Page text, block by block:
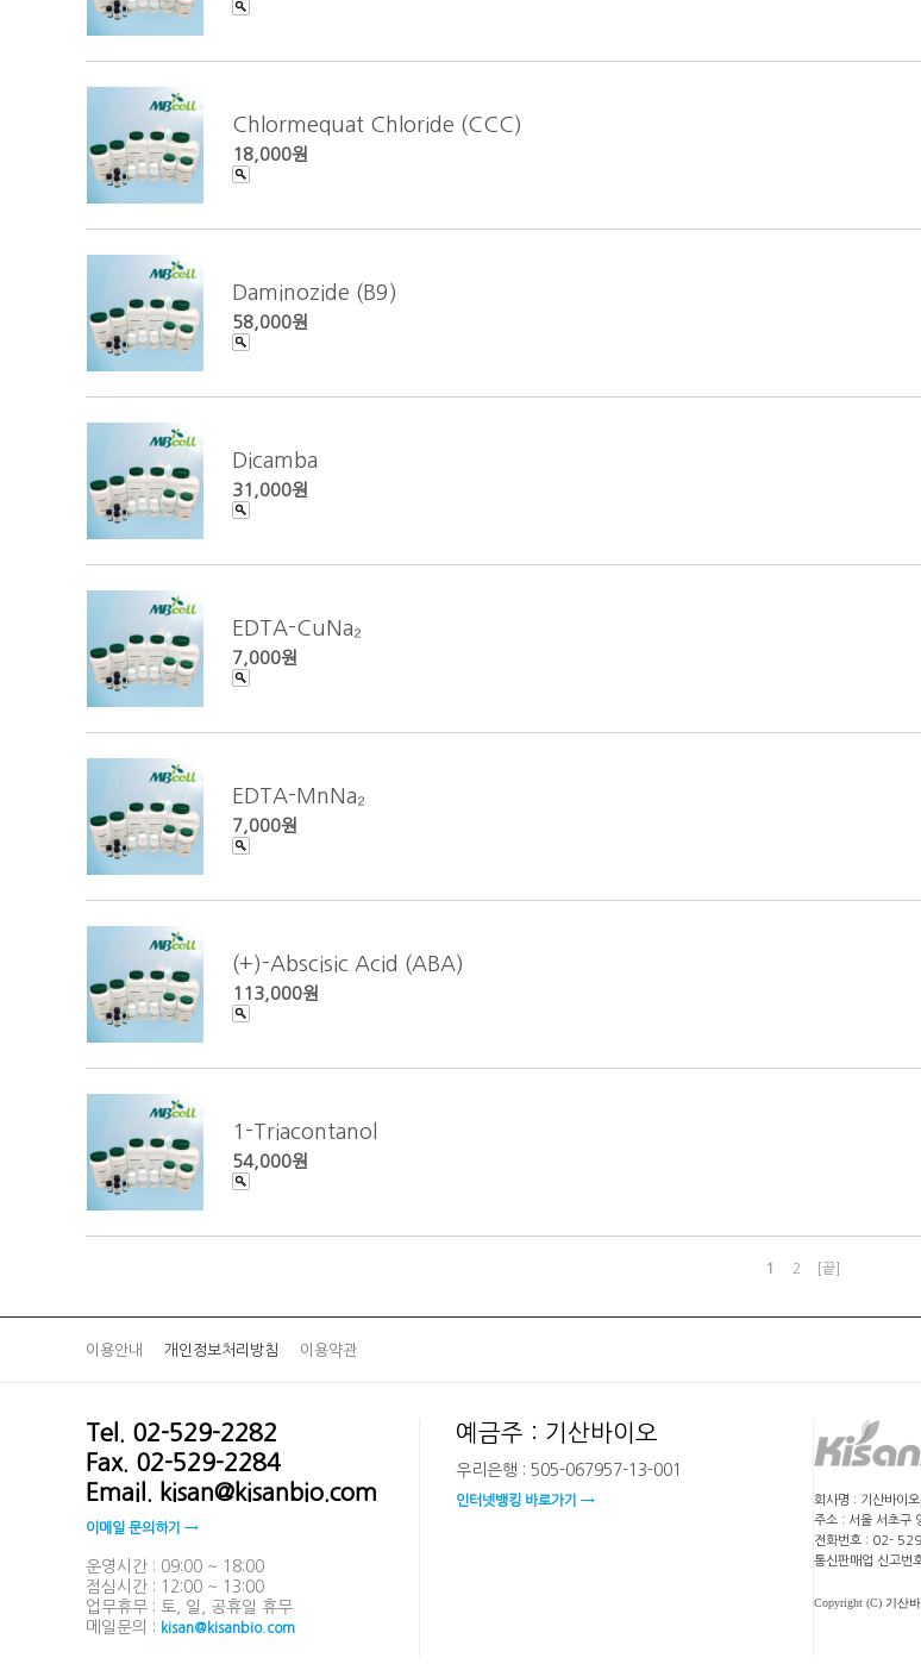
Chlormequat Chloride (CCC)
18,000원
Daminozide (B9)
58,000원
Dicamba
31,000원
EDTA-CuNa₂
7,000원
EDTA-MnNa₂
7,000원
(+)-Abscisic Acid (ABA)
113,000원
1-Triacontanol
54,000원
1 2 [끝]
이용안내 개인정보처리방침 이용약관
Tel. 02-529-2282
Fax. 02-529-2284
Email. kisan@kisanbio.com
이메일 문의하기 →
운영시간 : 09:00 ~ 18:00
점심시간 : 12:00 ~ 13:00
업무휴무 : 토, 일, 공휴일 휴무
메일문의 : kisan@kisanbio.com
예금주 : 기산바이오
우리은행 : 505-067957-13-001
인터넷뱅킹 바로가기 → 회사명 : 기산바이
주소 : 서울 서초구
전화번호 : 02-
통신판매업 신고
Copyright (C) 기산